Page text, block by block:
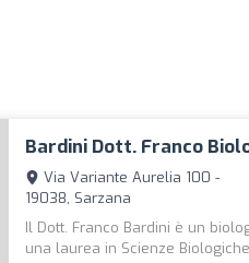
Bardini Dott. Franco
Via Variante Aurelia 100 -
19038, Sarzana
Il Dott. Franco Bardini è un
una laurea in Scienze